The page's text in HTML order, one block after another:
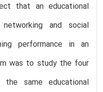
that an educational
and social
performance in an
was to study the four
the same educational